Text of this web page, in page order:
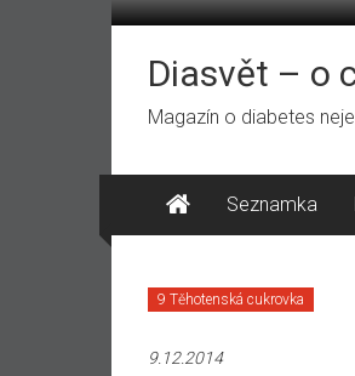
Přeskočit
obsahDiasvět – o
Magazín o diabetes
Seznamka
9 Těhotenská cukrovka
9.12.2014